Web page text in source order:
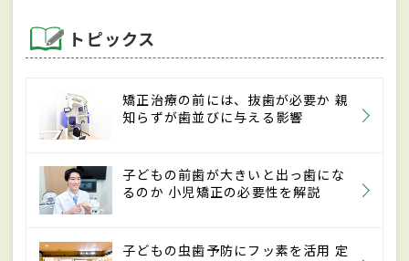
トピックス
矯正治療の前には、抜歯が必要か 親
知らずが歯並びに与える影響
子どもの前歯が大きいと出っ歯にな
るのか 小児矯正の必要性を解説
子どもの虫歯予防にフッ素を活用 定